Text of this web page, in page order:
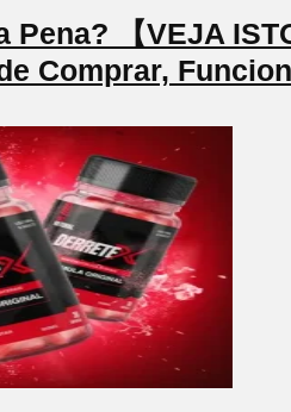
【VEJA
Comprar,